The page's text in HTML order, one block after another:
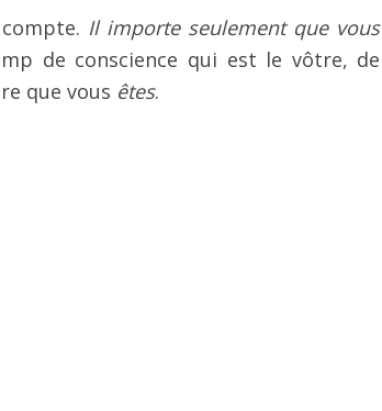
Il importe seulement que vous
de conscience qui est le vôtre, de
que vous êtes.